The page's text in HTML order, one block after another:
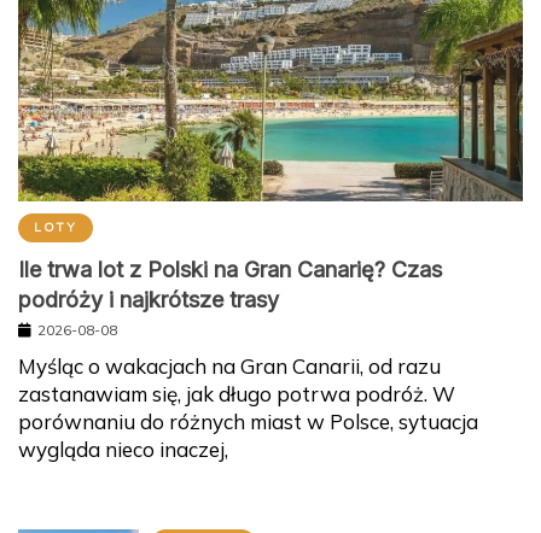
LOTY
Ile trwa lot z Polski na Gran Canarię? Czas
podróży i najkrótsze trasy
2026-08-08
Myśląc o wakacjach na Gran Canarii, od razu
zastanawiam się, jak długo potrwa podróż. W
porównaniu do różnych miast w Polsce, sytuacja
wygląda nieco inaczej,